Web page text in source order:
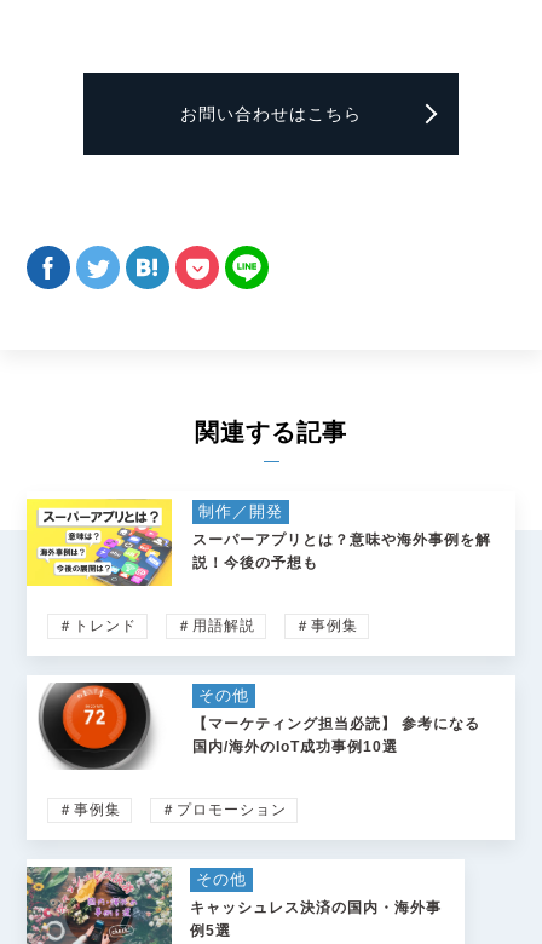
お問い合わせはこちら
関連する記事
制作／開発
スーパーアプリとは？意味や海外事例を解
説！今後の予想も
＃トレンド ＃用語解説 ＃事例集
その他
【マーケティング担当必読】 参考になる
国内/海外のIoT成功事例10選
＃事例集 ＃プロモーション
その他
キャッシュレス決済の国内・海外事
例5選